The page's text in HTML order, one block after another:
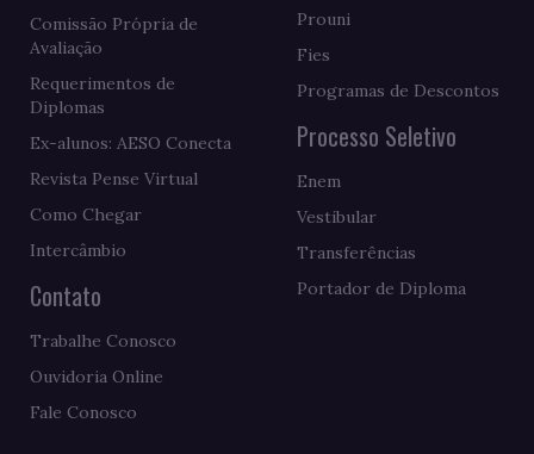
Comissão Própria de
Avaliação
Requerimentos de
Diplomas
Ex-alunos: AESO Conecta
Revista Pense Virtual
Como Chegar
Intercâmbio
Contato
Trabalhe Conosco
Ouvidoria Online
Fale Conosco
Prouni
Fies
Programas de Descontos
Processo Seletivo
Enem
Vestibular
Transferências
Portador de Diploma